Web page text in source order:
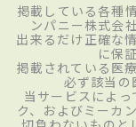
掲載している各種
ンパニー株式会
出来るだけ正確な
に保
掲載されている医
必ず該当の
当サービスによ
ク、およびミーカ